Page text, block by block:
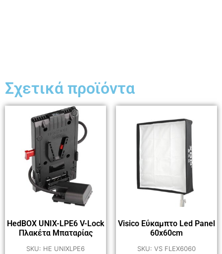
Σχετικά προϊόντα
HedBOX UNIX-LPE6 V-Lock
Πλακέτα Μπαταρίας
SKU: HE UNIXLPE6
Visico Εύκαμπτο Led Panel
60x60cm
SKU: VS FLEX6060